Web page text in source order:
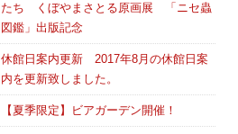
たち くぼやまさとる原画展 「ニセ蟲
図鑑」出版記念
休館日案内更新 2017年8月の休館日案
内を更新致しました。
【夏季限定】ビアガーデン開催！